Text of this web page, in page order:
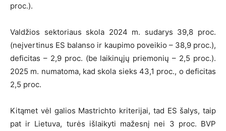
proc.).
Valdžios sektoriaus skola 2024 m. sudarys 39,8 proc.
(neįvertinus ES balanso ir kaupimo poveikio – 38,9 proc.),
deficitas – 2,9 proc. (be laikinųjų priemonių – 2,5 proc.).
2025 m. numatoma, kad skola sieks 43,1 proc., o deficitas
2,5 proc.
Kitąmet vėl galios Mastrichto kriterijai, tad ES šalys, taip
pat ir Lietuva, turės išlaikyti mažesnį nei 3 proc. BVP